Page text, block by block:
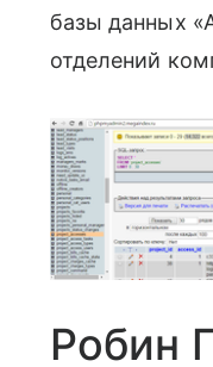
базы данных
отделений
Робин